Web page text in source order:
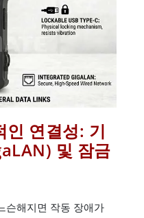
인 연결성: 기
및 잠금
슨해지면 작동 장애가